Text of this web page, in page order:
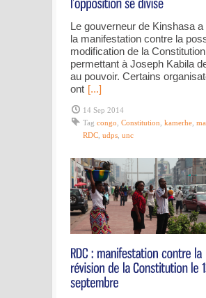
Le gouverneur de Kinshasa a
la manifestation contre la
modification de la Constitution
permettant à Joseph Kabila
au pouvoir. Certains
ont [...]
14 Sep 2014
Tag congo Constitution kamerhe
RDC udps unc